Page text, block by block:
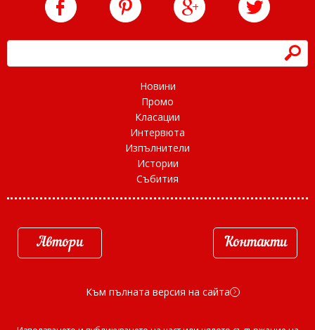
h
Новини
Промо
Класации
Интервюта
Изпълнители
Истории
Събития
Автори Контакти
Към пълната версия на сайта d